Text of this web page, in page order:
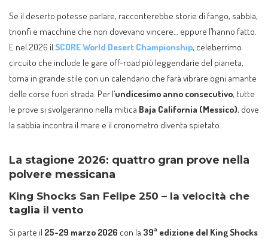
Se il deserto potesse parlare, racconterebbe storie di fango, sabbia,
trionfi e macchine che non dovevano vincere… eppure l’hanno fatto.
E nel 2026 il SCORE World Desert Championship, celeberrimo
circuito che include le gare off-road più leggendarie del pianeta,
torna in grande stile con un calendario che farà vibrare ogni amante
delle corse fuori strada. Per l’undicesimo anno consecutivo, tutte
le prove si svolgeranno nella mitica Baja California (Messico), dove
la sabbia incontra il mare e il cronometro diventa spietato.
La stagione 2026: quattro gran prove nella
polvere messicana
King Shocks San Felipe 250 – la velocità che
taglia il vento
Si parte il 25-29 marzo 2026 con la 39ª edizione del King Shocks